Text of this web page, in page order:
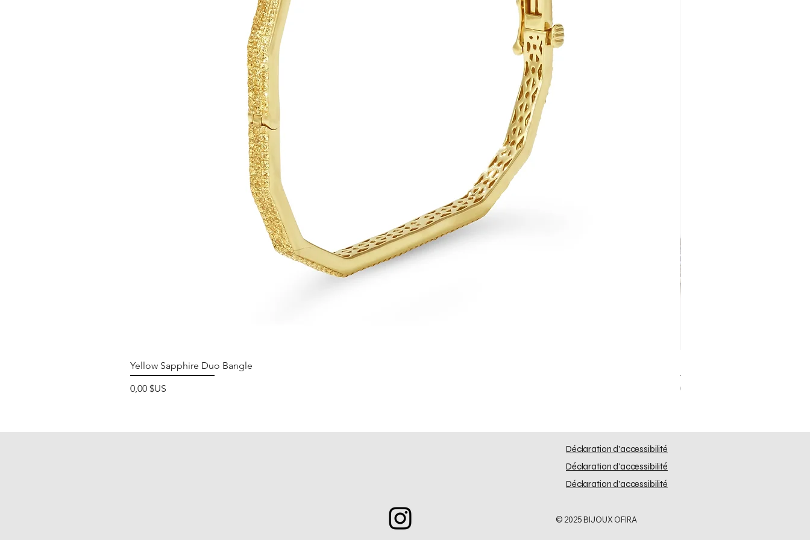
Yellow Sapphire Duo Bangle
Prix
0,00 $US
Prix
0,00 $US
Déclaration d'accessibilité
Déclaration d'accessibilité
Déclaration d'accessibilité
© 2025 BIJOUX OFIRA